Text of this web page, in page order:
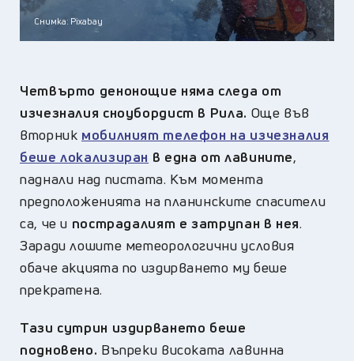
Снимка: Pixabay
Четвърто денонощие няма следа от
изчезналия сноубордист в Рила. Още във
вторник мобилният телефон на изчезналия
беше локализиран в една от лавините,
паднали над пистата. Към момента
предположенията на планинските спасители
са, че и пострадалият е затрупан в нея.
Заради лошите метеорологични условия
обаче акцията по издирването му беше
прекратена.
Тази сутрин издирването беше
подновено. Въпреки високата лавинна